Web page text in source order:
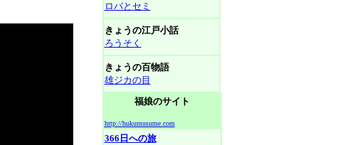
ロバとセミ
きょうの江戸小話
ろうそく
きょうの百物語
雄ジカの目
福娘のサイト
http://hukumusume.com
366日への旅